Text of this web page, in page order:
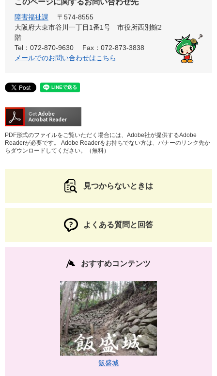
このページに関するお問い合わせ先
障害福祉課
〒574-8555
大阪府大東市谷川一丁目1番1号 市役所西別館2
階
Tel：072-870-9630
Fax：072-873-3838
メールでのお問い合わせはこちら
PDF形式のファイルをご覧いただく場合には、Adobe社が提供するAdobe
Readerが必要です。
Adobe Readerをお持ちでない方は、バナーのリンク先か
らダウンロードしてください。（無料）
見つからないときは
よくある質問と回答
おすすめコンテンツ
飯盛城